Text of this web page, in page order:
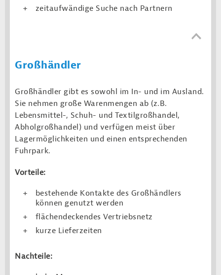
zeitaufwändige Suche nach Partnern
Großhändler
Großhändler gibt es sowohl im In- und im Ausland.
Sie nehmen große Warenmengen ab (z.B.
Lebensmittel-, Schuh- und Textilgroßhandel,
Abholgroßhandel) und verfügen meist über
Lagermöglichkeiten und einen entsprechenden
Fuhrpark.
Vorteile:
bestehende Kontakte des Großhändlers
können genutzt werden
flächendeckendes Vertriebsnetz
kurze Lieferzeiten
Nachteile: